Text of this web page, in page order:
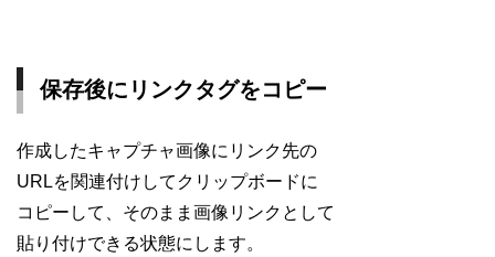
保存後にリンクタグをコピー
作成したキャプチャ画像にリンク先の
URLを関連付けしてクリップボードに
コピーして、そのまま画像リンクとして
貼り付けできる状態にします。